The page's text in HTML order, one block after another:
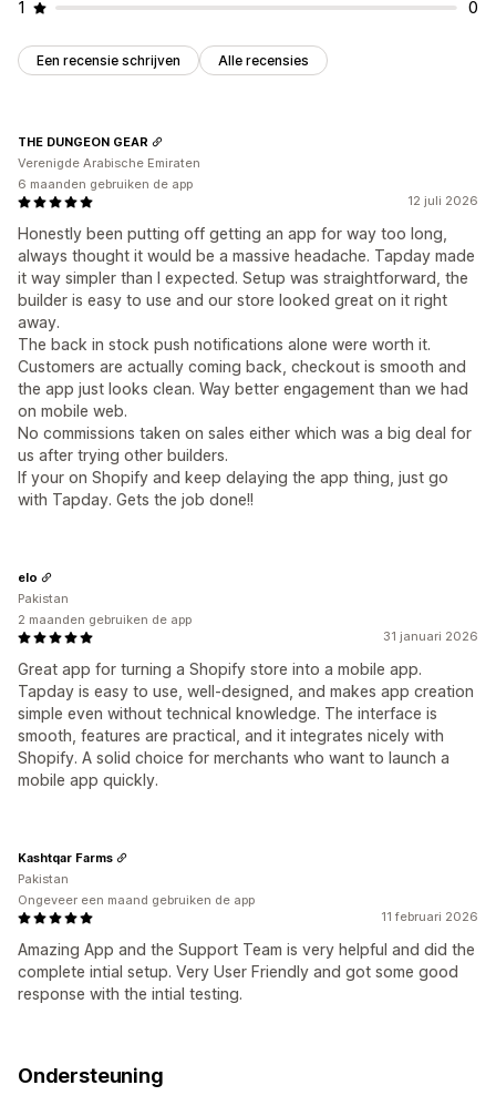
1 0
Een recensie schrijven Alle recensies
12 juli 2026
Honestly been putting off getting an app for way too long,
always thought it would be a massive headache. Tapday made
it way simpler than I expected. Setup was straightforward, the
builder is easy to use and our store looked great on it right
away.
The back in stock push notifications alone were worth it.
Customers are actually coming back, checkout is smooth and
the app just looks clean. Way better engagement than we had
on mobile web.
No commissions taken on sales either which was a big deal for
us after trying other builders.
If your on Shopify and keep delaying the app thing, just go
with Tapday. Gets the job done!!
THE DUNGEON GEAR
Verenigde Arabische Emiraten
6 maanden gebruiken de app
31 januari 2026
Great app for turning a Shopify store into a mobile app.
Tapday is easy to use, well-designed, and makes app creation
simple even without technical knowledge. The interface is
smooth, features are practical, and it integrates nicely with
Shopify. A solid choice for merchants who want to launch a
mobile app quickly.
elo
Pakistan
2 maanden gebruiken de app
11 februari 2026
Amazing App and the Support Team is very helpful and did the
complete intial setup. Very User Friendly and got some good
response with the intial testing.
Kashtqar Farms
Pakistan
Ongeveer een maand gebruiken de app
Ondersteuning